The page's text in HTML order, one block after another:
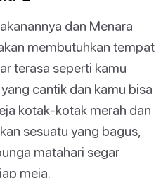
dan Menara
membutuhkan tempat
terasa seperti kamu
cantik dan kamu bisa
kotak-kotak merah dan
sesuatu yang bagus,
matahari segar
meja.